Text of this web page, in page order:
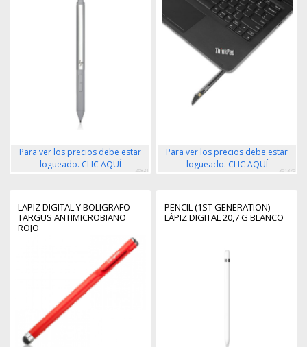
Para ver los precios debe estar
logueado. CLIC AQUÍ
26821
Para ver los precios debe estar
logueado. CLIC AQUÍ
351375
LAPIZ DIGITAL Y BOLIGRAFO
TARGUS ANTIMICROBIANO
ROJO
PENCIL (1ST GENERATION)
LÁPIZ DIGITAL 20,7 G BLANCO